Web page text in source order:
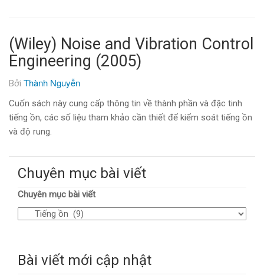
(Wiley) Noise and Vibration Control
Engineering (2005)
Bởi Thành Nguyễn
Cuốn sách này cung cấp thông tin về thành phần và đặc tinh
tiếng ồn, các số liệu tham khảo cần thiết để kiểm soát tiếng ồn
và độ rung.
Chuyên mục bài viết
Chuyên mục bài viết
Bài viết mới cập nhật